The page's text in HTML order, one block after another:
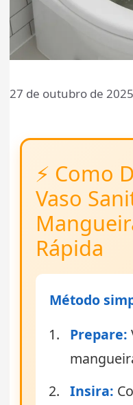
27 de outubro de 2025
⚡ Como
Vaso
Rápida
Método
Prepare:
Insira: